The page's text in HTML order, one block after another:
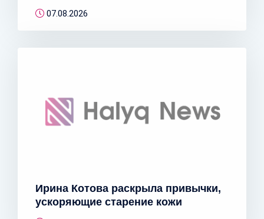
07.08.2026
Ирина Котова раскрыла привычки,
ускоряющие старение кожи